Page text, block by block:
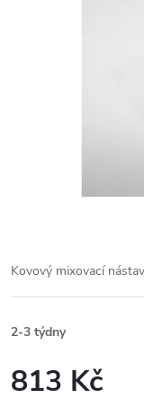
Kovový mixovací
2-3 týdny
813 Kč